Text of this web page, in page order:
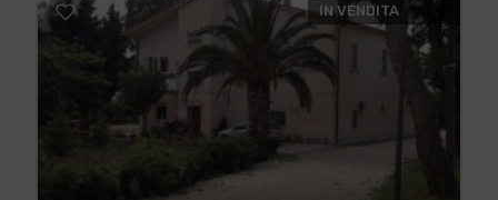
IN VENDITA